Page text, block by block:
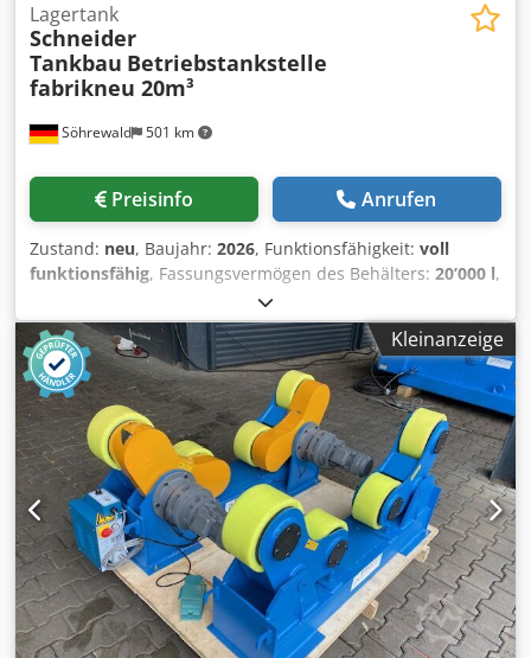
Söhrewald 501 km
Lagertank
Schneider
Tankbau Betriebstankstelle
fabrikneu 20m³
Preisinfo Anrufen
Zustand: neu, Baujahr: 2026, Funktionsfähigkeit: voll
funktionsfähig, Fassungsvermögen des Behälters: 20’000 l,
Dieseltankstelle - Heimtankstelle - Tankanlage -
Kleintankstelle bestehend aus: 1 x 20m³ Lagerbehälter -
fabrikneu 1 x Zapfsäule Typ eco 75 - fabrikneu
Beschreibung Stahltank: 20.000 Liter Inhalt nach EN 12285-
2 - Klasse B - (Ersatz für DIN 6616), oberirdisch,
doppelwandig, inkl. Prüfzeugnis, geeignet zur Aufstellung
in Gebieten der Erdbebenzone 0. Der Behälter besitzt zwei
Sattelfüße, ein Mannloch mit Domdeckel und wird mit
folgenden Armaturen ausgerüstet: Chsdpfei Artlox Ag Aea
1 Füllrohr mit TW-Verschluss (Füllkappe) und Tauchrohr, 1
Peilrohr mit Peilstab und Peilstabverschluss, 1
Entlüftungsrohr mit Entlüftungshaube, 1 fabrikneuer
Grenzwertgeber mit Bauartzulassung (AIII), 1 Leiter sowie 1
Reservemuffe für Entnahmezwecke, 1 optisches
Leckanzeigegerät mit Bauartzulassung und Leckflüssigkeit.
Kleinanzeige